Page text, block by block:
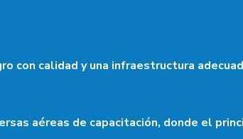
con calidad y una infraestructura
aéreas de capacitación, donde el